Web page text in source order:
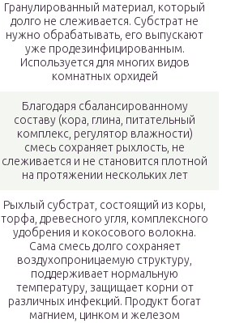
Гранулированный материал, который
долго не слеживается. Субстрат не
нужно обрабатывать, его выпускают
уже продезинфицированным.
Используется для многих видов
комнатных орхидей
Благодаря сбалансированному
составу (кора, глина, питательный
комплекс, регулятор влажности)
смесь сохраняет рыхлость, не
слеживается и не становится плотной
на протяжении нескольких лет
Рыхлый субстрат, состоящий из коры,
торфа, древесного угля, комплексного
удобрения и кокосового волокна.
Сама смесь долго сохраняет
воздухопроницаемую структуру,
поддерживает нормальную
температуру, защищает корни от
различных инфекций. Продукт богат
магнием, цинком и железом